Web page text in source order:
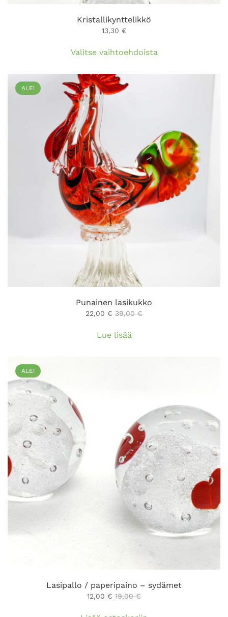
Kristallikynttelikkö
13,30 €
Valitse vaihtoehdoistatuotteella
tuotteen
sivulla.
ALE!
Punainen lasikukko
22,00 € 39,00€
Lue lisää
ALE!
Lasipallo / paperipaino – sydämet
12,00 € 19,00€